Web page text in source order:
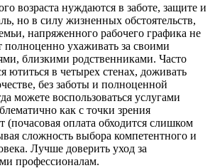
возраста нуждаются в заботе, защите и
но в силу жизненных обстоятельств,
напряженного рабочего графика не
полноценно ухаживать за своими
близкими родственниками. Часто
ютиться в четырех стенах, доживать
без заботы и полноценной
можете воспользоваться услугами
как с точки зрения
(почасовая оплата обходится слишком
сложность выбора компетентного и
Лучше доверить уход за
профессионалам.